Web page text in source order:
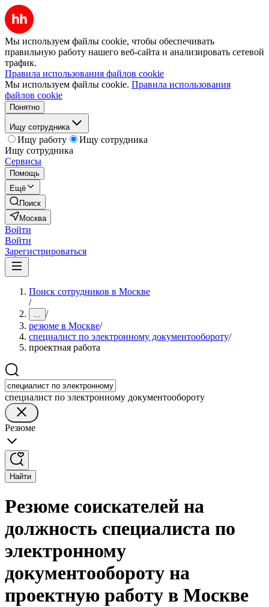
Мы используем файлы cookie, чтобы обеспечивать
правильную работу нашего веб-сайта и анализировать сетевой
трафик.
Правила использования файлов cookie
Мы используем файлы cookie. Правила использования
файлов cookie
Понятно
Ищу сотрудника
Ищу работу
Ищу сотрудника
Ищу сотрудника
Сервисы
Помощь
Ещё
Поиск
Москва
Войти
Войти
Зарегистрироваться
Поиск сотрудников в Москве
/
... /
резюме в Москве/
специалист по электронному документообороту/
проектная работа
специалист по электронному документообороту
Резюме
Найти
Резюме соискателей на
должность специалиста по
электронному
документообороту на
проектную работу в Москве